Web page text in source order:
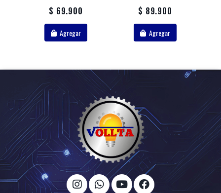
$ 69.900
Agregar
$ 89.900
Agregar